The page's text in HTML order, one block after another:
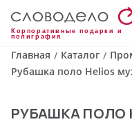
Корпоративные подарки и
полиграфия
Главная / Каталог /
Рубашка поло Helios
РУБАШКА ПОЛО